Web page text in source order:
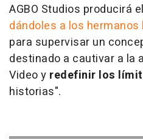
AGBO Studios producirá
dándoles a los
para supervisar un
destinado a cautivar a la
Video y redefinir los
historias".